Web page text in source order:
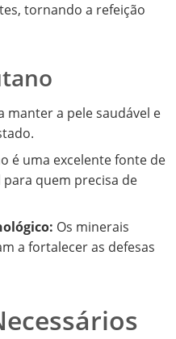
tornando a refeição
manter a pele saudável e
é uma excelente fonte de
quem precisa de
Os minerais
a fortalecer as defesas